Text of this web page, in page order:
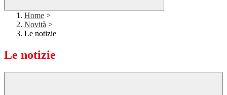
Home >
Novità >
Le notizie
Le notizie